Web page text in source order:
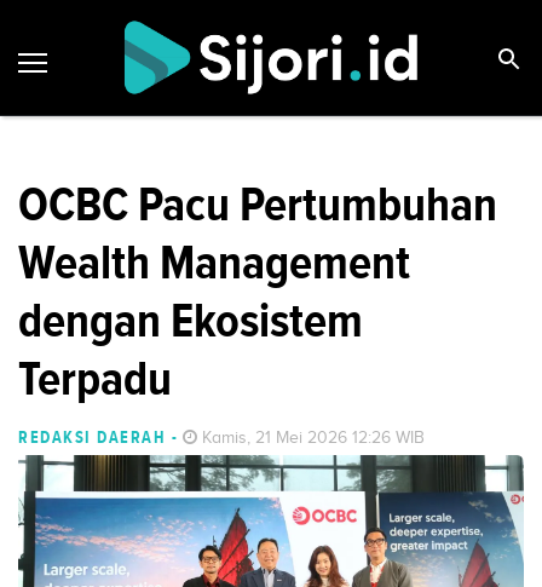
OCBC Pacu Pertumbuhan
Wealth Management
dengan Ekosistem
Terpadu
REDAKSI DAERAH - Kamis, 21 Mei 2026 12:26 WIB